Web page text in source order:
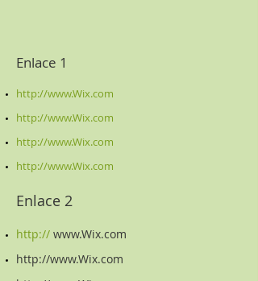
Enlace 1
http://www.Wix.com​
http://www.Wix.com
http://www.Wix.com
http://www.Wix.com
Enlace 2
http:// www.Wix.com
http://www.Wix.com